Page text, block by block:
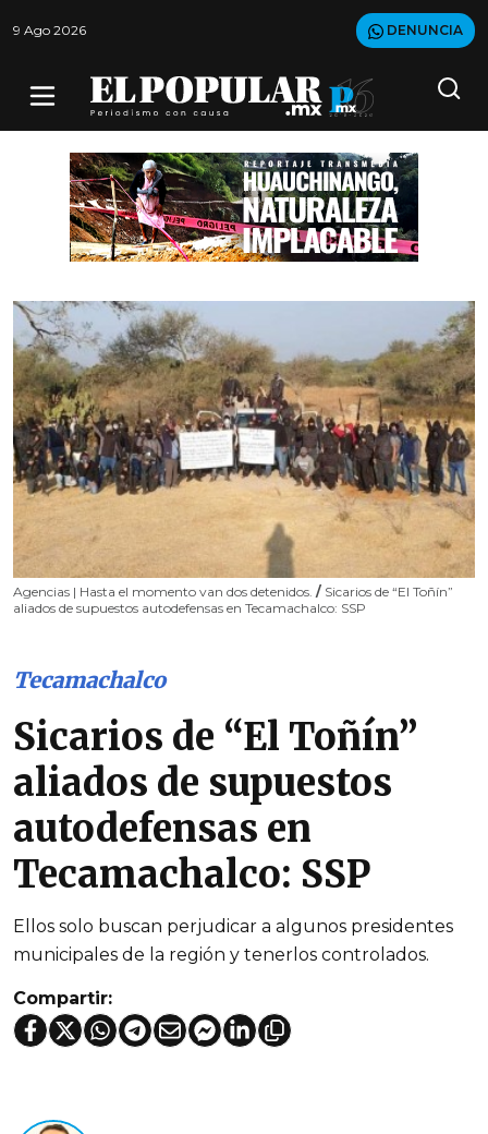
9 Ago 2026 DENUNCIA
Agencias | Hasta el momento van dos detenidos. / Sicarios de “El Toñín”
aliados de supuestos autodefensas en Tecamachalco: SSP
Tecamachalco
Sicarios de “El Toñín”
aliados de supuestos
autodefensas en
Tecamachalco: SSP
Ellos solo buscan perjudicar a algunos presidentes
municipales de la región y tenerlos controlados.
Compartir: